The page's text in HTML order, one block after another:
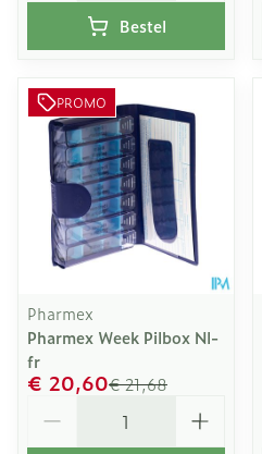
Bestel
PROMO
Pharmex
Pharmex Week Pilbox Nl-
fr
€ 21,68
€ 20,60